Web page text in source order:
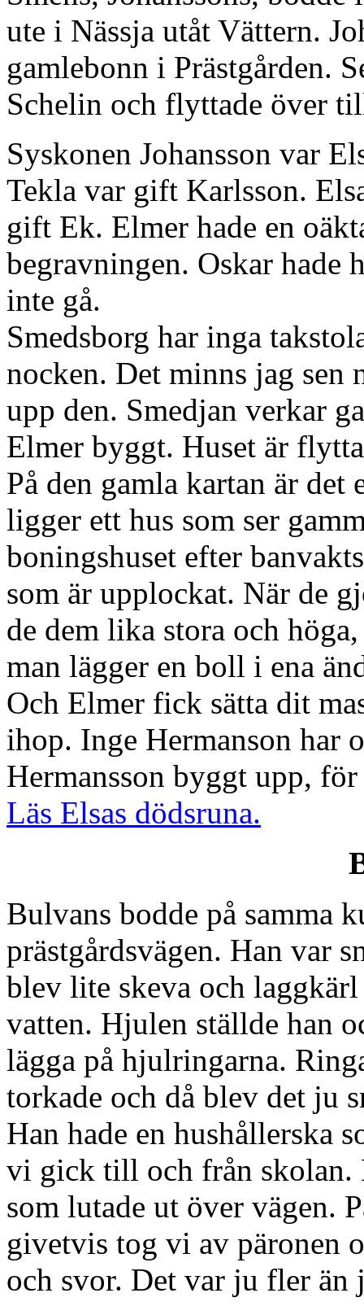
ute i Nässja utåt Vättern.
gamlebonn i Prästgården.
Schelin och flyttade över
Syskonen Johansson var
Tekla var gift Karlsson.
gift Ek. Elmer hade en
begravningen. Oskar hade
inte gå.
Smedsborg har inga
nocken. Det minns jag
upp den. Smedjan verkar
Elmer byggt. Huset är
På den gamla kartan är
ligger ett hus som ser
boningshuset efter
som är upplockat. När de
de dem lika stora och
man lägger en boll i ena
Och Elmer fick sätta dit
ihop. Inge Hermanson har
Hermansson byggt upp,
Läs Elsas dödsruna.
Bulvans bodde på samma
prästgårdsvägen. Han var
blev lite skeva och
vatten. Hjulen ställde han
lägga på hjulringarna.
torkade och då blev det ju
Han hade en hushållerska
vi gick till och från skolan.
som lutade ut över vägen.
givetvis tog vi av päronen
och svor. Det var ju fler än